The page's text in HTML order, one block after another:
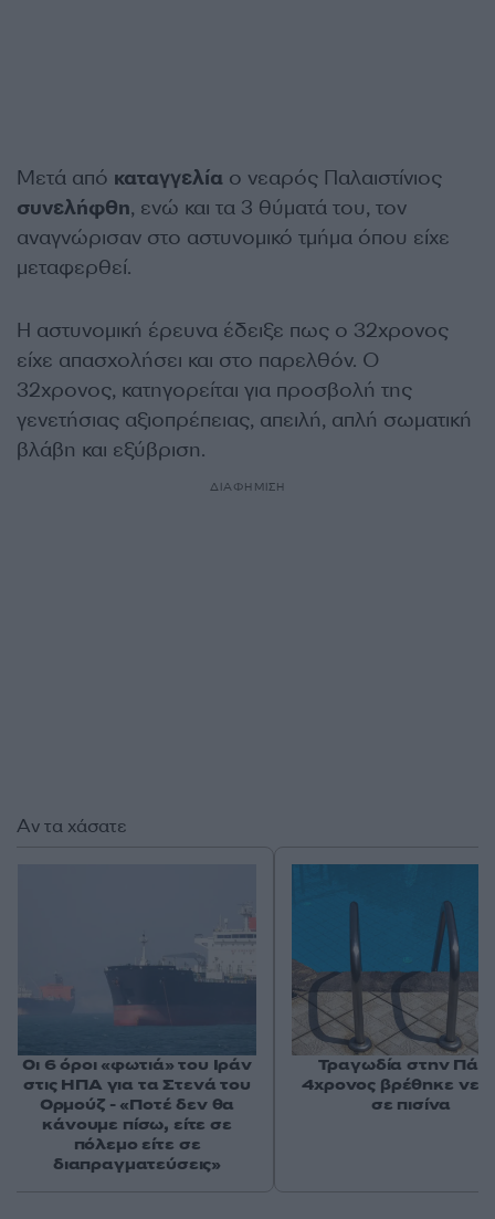
Μετά από καταγγελία ο νεαρός Παλαιστίνιος
συνελήφθη, ενώ και τα 3 θύματά του, τον
αναγνώρισαν στο αστυνομικό τμήμα όπου είχε
μεταφερθεί.
Η αστυνομική έρευνα έδειξε πως ο 32χρονος
είχε απασχολήσει και στο παρελθόν. Ο
32χρονος, κατηγορείται για προσβολή της
γενετήσιας αξιοπρέπειας, απειλή, απλή σωματική
βλάβη και εξύβριση.
ΔΙΑΦΗΜΙΣΗ
Αν τα χάσατε
Οι 6 όροι «φωτιά» του Ιράν
στις ΗΠΑ για τα Στενά του
Ορμούζ - «Ποτέ δεν θα
κάνουμε πίσω, είτε σε
πόλεμο είτε σε
διαπραγματεύσεις»
Τραγωδία στην
4χρονος βρέθηκε
σε πισίνα